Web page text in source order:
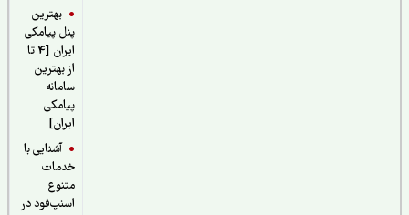
بهترین
پنل پیامکی
ایران [4 تا
از بهترین
سامانه
پیامکی
آشنایی با
خدمات
اسنپ‌فود در